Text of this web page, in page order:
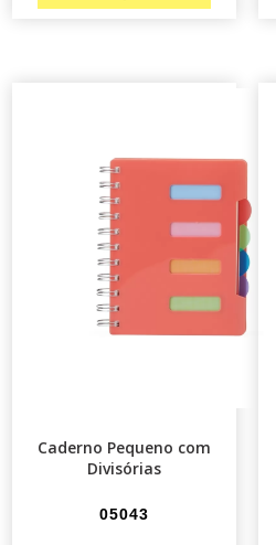
Caderno Pequeno com
Divisórias
05043